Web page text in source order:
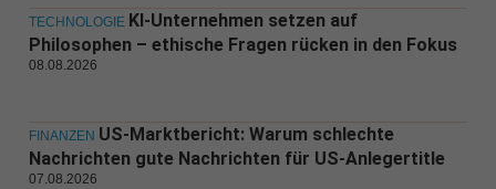
TECHNOLOGIE KI-Unternehmen setzen auf
Philosophen – ethische Fragen rücken in den Fokus
08.08.2026
FINANZEN US-Marktbericht: Warum schlechte
Nachrichten gute Nachrichten für US-Anlegertitle
07.08.2026